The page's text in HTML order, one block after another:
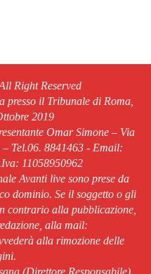
Right Reserved
presso il Tribunale di Roma,
2019
Omar Simone – Via
Tel.06. 8841463 - Email:
11058950962
Avanti live sono prese da
dominio. Se il soggetto o gli
contrario alla pubblicazione,
alla mail:
alla rimozione delle